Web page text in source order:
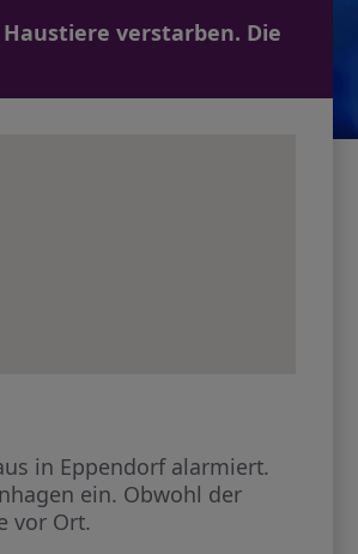
verstarben. Die
in Eppendorf alarmiert.
ein. Obwohl der
vor Ort.